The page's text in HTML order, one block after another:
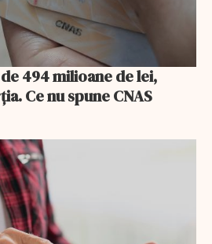
Ce nu spune CNAS